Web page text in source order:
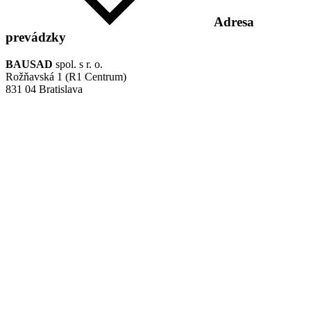
Adresa
prevádzky
BAUSAD spol. s r. o.
Rožňavská 1 (R1 Centrum)
831 04 Bratislava